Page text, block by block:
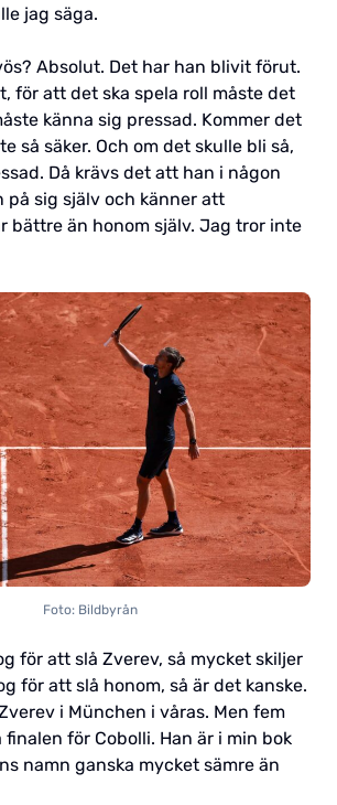
jag säga.
Absolut. Det har han blivit förut.
för att det ska spela roll måste det
känna sig pressad. Kommer det
så säker. Och om det skulle bli så,
Då krävs det att han i någon
på sig själv och känner att
bättre än honom själv. Jag tror inte
Foto: Bildbyrån
för att slå Zverev, så mycket skiljer
för att slå honom, så är det kanske.
i München i våras. Men fem
finalen för Cobolli. Han är i min bok
namn ganska mycket sämre än